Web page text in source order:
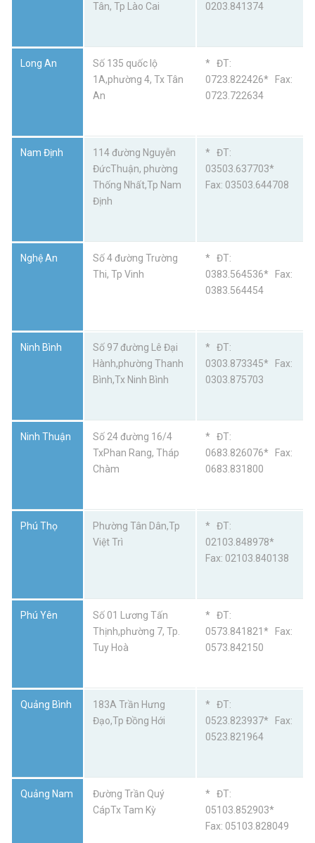
Tân, Tp Lào Cai
0203.841374
Long An
Số 135 quốc lộ
1A,phường 4, Tx Tân
An
* ĐT:
0723.822426* Fax:
0723.722634
Nam Định
114 đường Nguyễn
ĐứcThuận, phường
Thống Nhất,Tp Nam
Định
* ĐT:
03503.637703*
Fax: 03503.644708
Nghệ An
Số 4 đường Trường
Thi, Tp Vinh
* ĐT:
0383.564536* Fax:
0383.564454
Ninh Bình
Số 97 đường Lê Đại
Hành,phường Thanh
Bình,Tx Ninh Bình
* ĐT:
0303.873345* Fax:
0303.875703
Ninh Thuận
Số 24 đường 16/4
TxPhan Rang, Tháp
Chàm
* ĐT:
0683.826076* Fax:
0683.831800
Phú Thọ
Phường Tân Dân,Tp
Việt Trì
* ĐT:
02103.848978*
Fax: 02103.840138
Phú Yên
Số 01 Lương Tấn
Thịnh,phường 7, Tp.
Tuy Hoà
* ĐT:
0573.841821* Fax:
0573.842150
Quảng Bình
183A Trần Hưng
Đạo,Tp Đồng Hới
* ĐT:
0523.823937* Fax:
0523.821964
Quảng Nam
Đường Trần Quý
CápTx Tam Kỳ
* ĐT:
05103.852903*
Fax: 05103.828049